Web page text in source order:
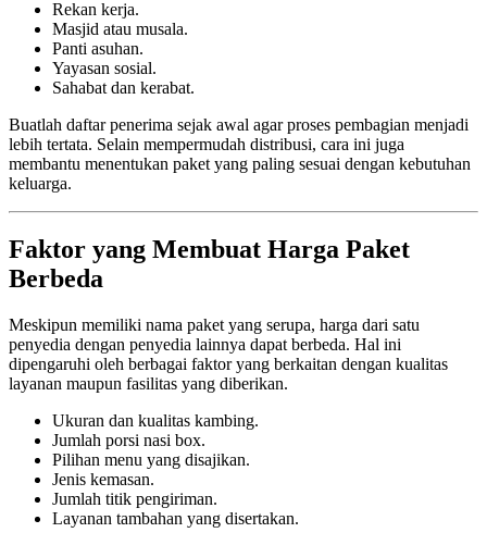
Rekan kerja.
Masjid atau musala.
Panti asuhan.
Yayasan sosial.
Sahabat dan kerabat.
Buatlah daftar penerima sejak awal agar proses pembagian menjadi
lebih tertata. Selain mempermudah distribusi, cara ini juga
membantu menentukan paket yang paling sesuai dengan kebutuhan
keluarga.
Faktor yang Membuat Harga Paket
Berbeda
Meskipun memiliki nama paket yang serupa, harga dari satu
penyedia dengan penyedia lainnya dapat berbeda. Hal ini
dipengaruhi oleh berbagai faktor yang berkaitan dengan kualitas
layanan maupun fasilitas yang diberikan.
Ukuran dan kualitas kambing.
Jumlah porsi nasi box.
Pilihan menu yang disajikan.
Jenis kemasan.
Jumlah titik pengiriman.
Layanan tambahan yang disertakan.